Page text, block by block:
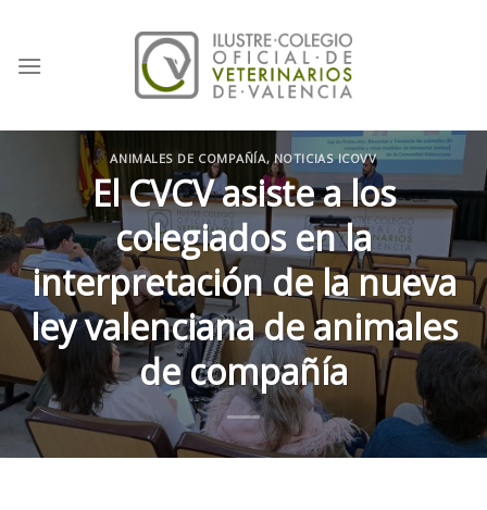
content
ANIMALES DE COMPAÑÍA,NOTICIAS ICOVV
El CVCV asiste a los
colegiados en la
interpretación de la nueva
ley valenciana de animales
de compañía